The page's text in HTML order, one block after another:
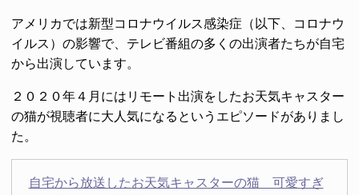
アメリカでは新型コロナウイルス感染症（以下、コロナウ
イルス）の影響で、テレビ番組の多くの出演者たちが自宅
から出演しています。
２０２０年４月にはリモート出演をしたお天気キャスター
の猫が視聴者に大人気になるというエピソードがありまし
た。
自宅から放送したお天気キャスターの猫 可愛すぎ